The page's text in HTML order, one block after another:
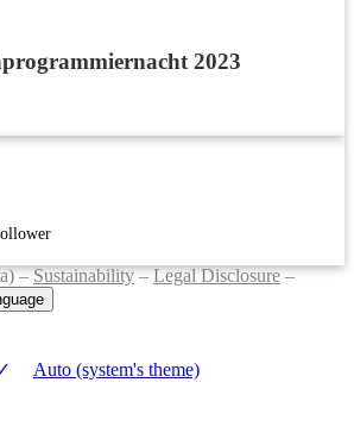
2023
–Sustainability–Legal Disclosure–
Auto (system's theme)